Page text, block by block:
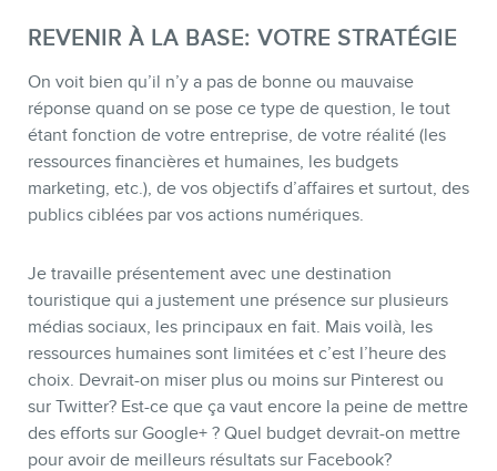
REVENIR À LA BASE: VOTRE STRATÉGIE
On voit bien qu’il n’y a pas de bonne ou mauvaise
réponse quand on se pose ce type de question, le tout
étant fonction de votre entreprise, de votre réalité (les
ressources financières et humaines, les budgets
marketing, etc.), de vos objectifs d’affaires et surtout, des
publics ciblées par vos actions numériques.
Je travaille présentement avec une destination
touristique qui a justement une présence sur plusieurs
médias sociaux, les principaux en fait. Mais voilà, les
ressources humaines sont limitées et c’est l’heure des
choix. Devrait-on miser plus ou moins sur Pinterest ou
sur Twitter? Est-ce que ça vaut encore la peine de mettre
des efforts sur Google+ ? Quel budget devrait-on mettre
pour avoir de meilleurs résultats sur Facebook?